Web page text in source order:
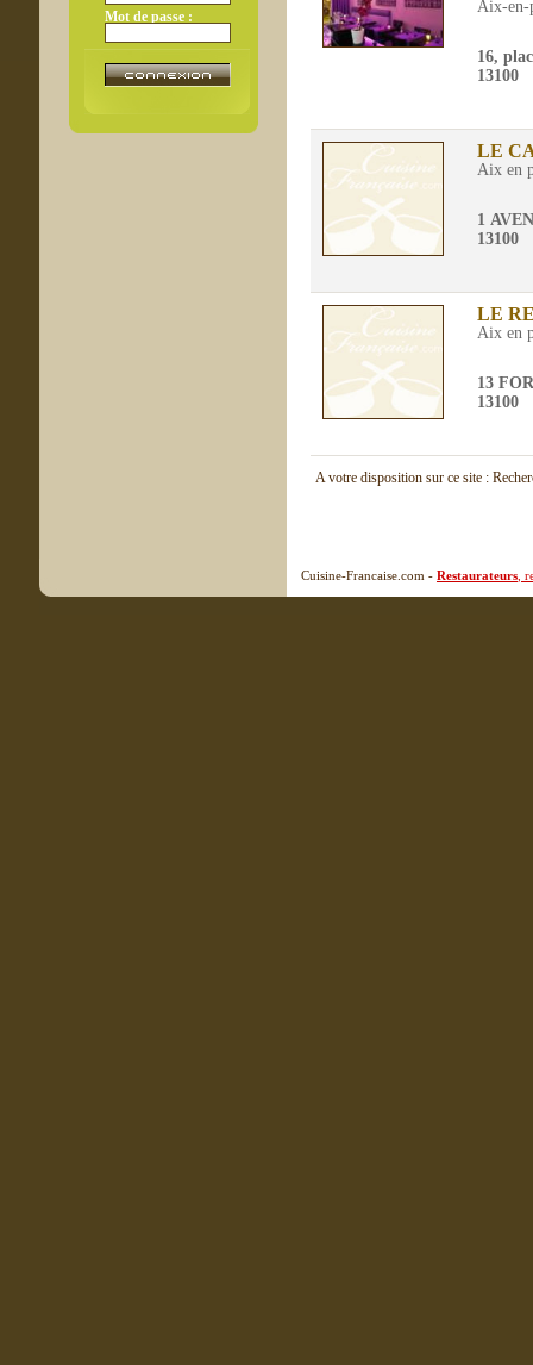
Mot de passe :
Aix-en-
16,
13100
LE
Aix en
1
13100
LE
Aix en
13
13100
A votre disposition sur ce site :
Cuisine-Francaise.com - Restaurateurs ,